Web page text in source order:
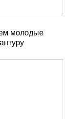
молодые